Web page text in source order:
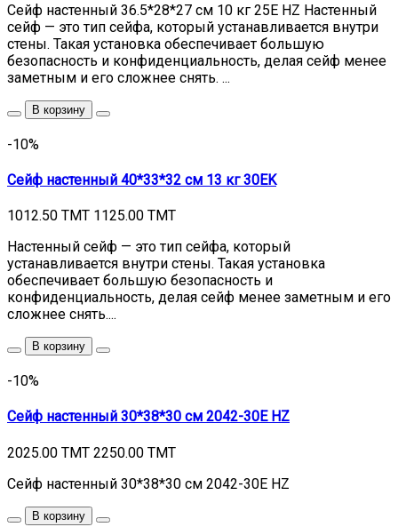
Сейф настенный 36.5*28*27 см 10 кг 25E HZ Настенный
сейф — это тип сейфа, который устанавливается внутри
стены. Такая установка обеспечивает большую
безопасность и конфиденциальность, делая сейф менее
заметным и его сложнее снять. ...
В корзину
-10%
Сейф настенный 40*33*32 см 13 кг 30EK
1012.50 TMT 1125.00 TMT
Настенный сейф — это тип сейфа, который
устанавливается внутри стены. Такая установка
обеспечивает большую безопасность и
конфиденциальность, делая сейф менее заметным и его
сложнее снять....
В корзину
-10%
Сейф настенный 30*38*30 см 2042-30E HZ
2025.00 TMT 2250.00 TMT
Сейф настенный 30*38*30 см 2042-30E HZ
В корзину